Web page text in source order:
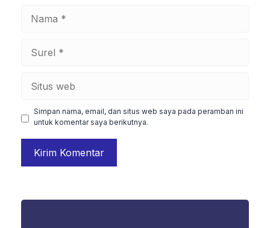
Simpan nama, email, dan situs web saya pada peramban ini
untuk komentar saya berikutnya.